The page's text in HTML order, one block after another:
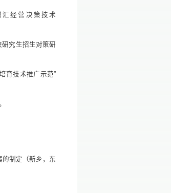
汇经营决策技术
研究生招生对策研
育技术推广示范”
的制定（新乡，东